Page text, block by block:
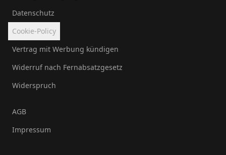
Datenschutz
Cookie-Policy
Vertrag mit Werbung kündigen
Widerruf nach Fernabsatzgesetz
Widerspruch
AGB
Impressum